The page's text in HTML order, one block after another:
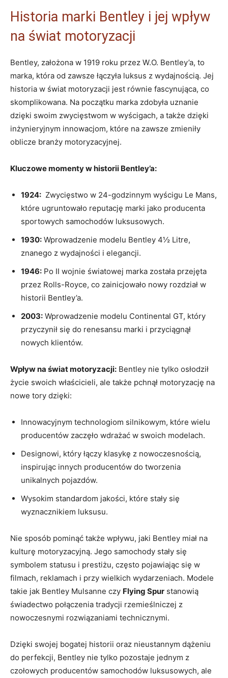
Historia marki​ Bentley ⁣i jej wpływ
na świat motoryzacji
Bentley, ​założona w 1919 roku​ przez W.O. ​Bentley’a, to
marka, która od‍ zawsze łączyła luksus z wydajnością. Jej⁤
historia w świat motoryzacji jest równie ⁢fascynująca, co
skomplikowana. Na początku ⁣marka ⁤zdobyła uznanie
dzięki swoim zwycięstwom w wyścigach, a⁢ także dzięki
inżynieryjnym ⁢innowacjom,‍ które na ⁢zawsze zmieniły
oblicze branży ⁤motoryzacyjnej.
Kluczowe momenty w historii Bentley’a:
1924: ‍ Zwycięstwo w‌ 24-godzinnym wyścigu Le ‌Mans,
⁤które ugruntowało reputację marki jako ‌producenta
‌sportowych samochodów luksusowych.
1930: ⁤Wprowadzenie modelu Bentley 4½ Litre,⁤
znanego z wydajności i elegancji.
1946: Po II wojnie światowej⁤ marka została przejęta
przez Rolls-Royce,⁤ co⁢ zainicjowało nowy rozdział w
historii Bentley’a.
2003: Wprowadzenie modelu Continental‌ GT, który
przyczynił się ‌do renesansu marki i przyciągnął
nowych ⁤klientów.
Wpływ na ⁣świat motoryzacji: Bentley nie tylko osłodził
życie swoich ⁤właścicieli, ale także pchnął motoryzację na
nowe tory dzięki:
Innowacyjnym technologiom silnikowym, które wielu
producentów zaczęło wdrażać w swoich⁢ modelach.
Designowi, który łączy klasykę ‌z nowoczesnością,
inspirując innych producentów‍ do ‍tworzenia
unikalnych pojazdów.
Wysokim standardom jakości, które stały⁤ się
wyznacznikiem ⁤luksusu.
Nie sposób pominąć także wpływu, jaki Bentley miał na‌
kulturę motoryzacyjną. Jego samochody stały się
symbolem statusu i prestiżu, często ‍pojawiając się w
filmach, reklamach i przy wielkich wydarzeniach. Modele
takie jak Bentley ⁣Mulsanne czy⁤ Flying Spur stanowią
świadectwo połączenia tradycji rzemieślniczej z
nowoczesnymi rozwiązaniami technicznymi.
Dzięki​ swojej bogatej historii⁢ oraz nieustannym⁢ dążeniu
do perfekcji, Bentley⁢ nie tylko⁢ pozostaje ​jednym z
czołowych producentów ⁣samochodów luksusowych, ale